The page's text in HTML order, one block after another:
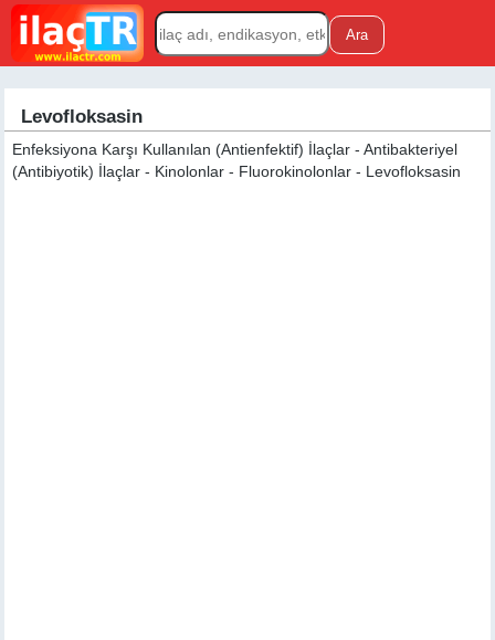
Levofloksasin
Enfeksiyona Karşı Kullanılan (Antienfektif) İlaçlar - Antibakteriyel
(Antibiyotik) İlaçlar - Kinolonlar - Fluorokinolonlar - Levofloksasin